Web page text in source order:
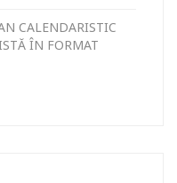
CALENDARISTIC
ÎN FORMAT